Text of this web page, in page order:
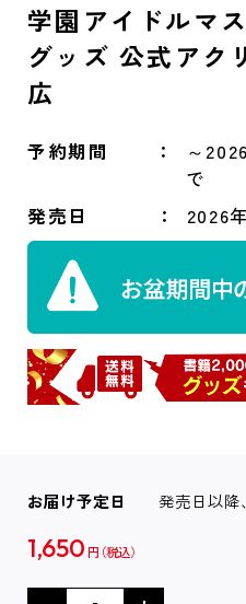
学園アイドルマ
グッズ 公式アク
広
予約期間
～
で
発売日
2026
お届け予定日 発売日以降
1,650 円